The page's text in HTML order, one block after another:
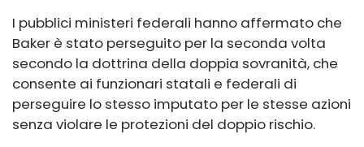
I pubblici ministeri federali hanno affermato che
Baker è stato perseguito per la seconda volta
secondo la dottrina della doppia sovranità, che
consente ai funzionari statali e federali di
perseguire lo stesso imputato per le stesse azioni
senza violare le protezioni del doppio rischio.